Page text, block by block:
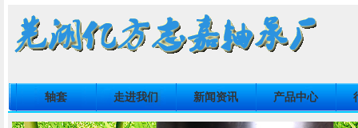
轴套 走进我们 新闻资讯 产品中心